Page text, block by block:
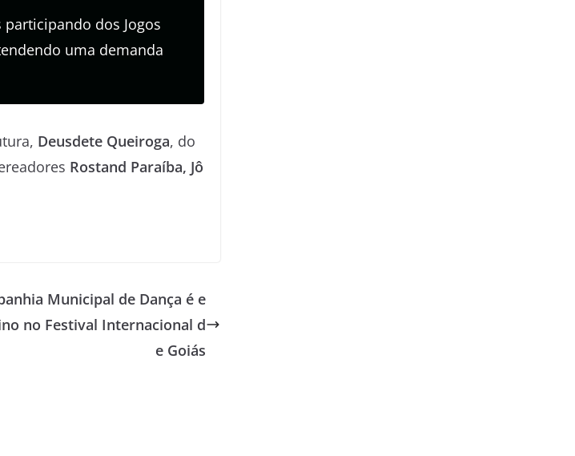
dos Jogos
uma demanda
Deusdete Queiroga, do
Rostand Paraíba, Jô
Municipal de Dança é e
no Festival Internacional d
e Goiás